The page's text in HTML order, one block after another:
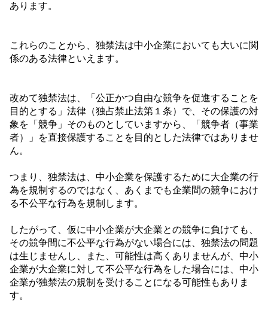
あります。
これらのことから、独禁法は中小企業においても大いに関
係のある法律といえます。
改めて独禁法は、「公正かつ自由な競争を促進することを
目的とする」法律（独占禁止法第１条）で、その保護の対
象を「競争」そのものとしていますから、「競争者（事業
者）」を直接保護することを目的とした法律ではありませ
ん。
つまり、独禁法は、中小企業を保護するために大企業の行
為を規制するのではなく、あくまでも企業間の競争におけ
る不公平な行為を規制します。
したがって、仮に中小企業が大企業との競争に負けても、
その競争間に不公平な行為がない場合には、独禁法の問題
は生じませんし、また、可能性は高くありませんが、中小
企業が大企業に対して不公平な行為をした場合には、中小
企業が独禁法の規制を受けることになる可能性もありま
す。